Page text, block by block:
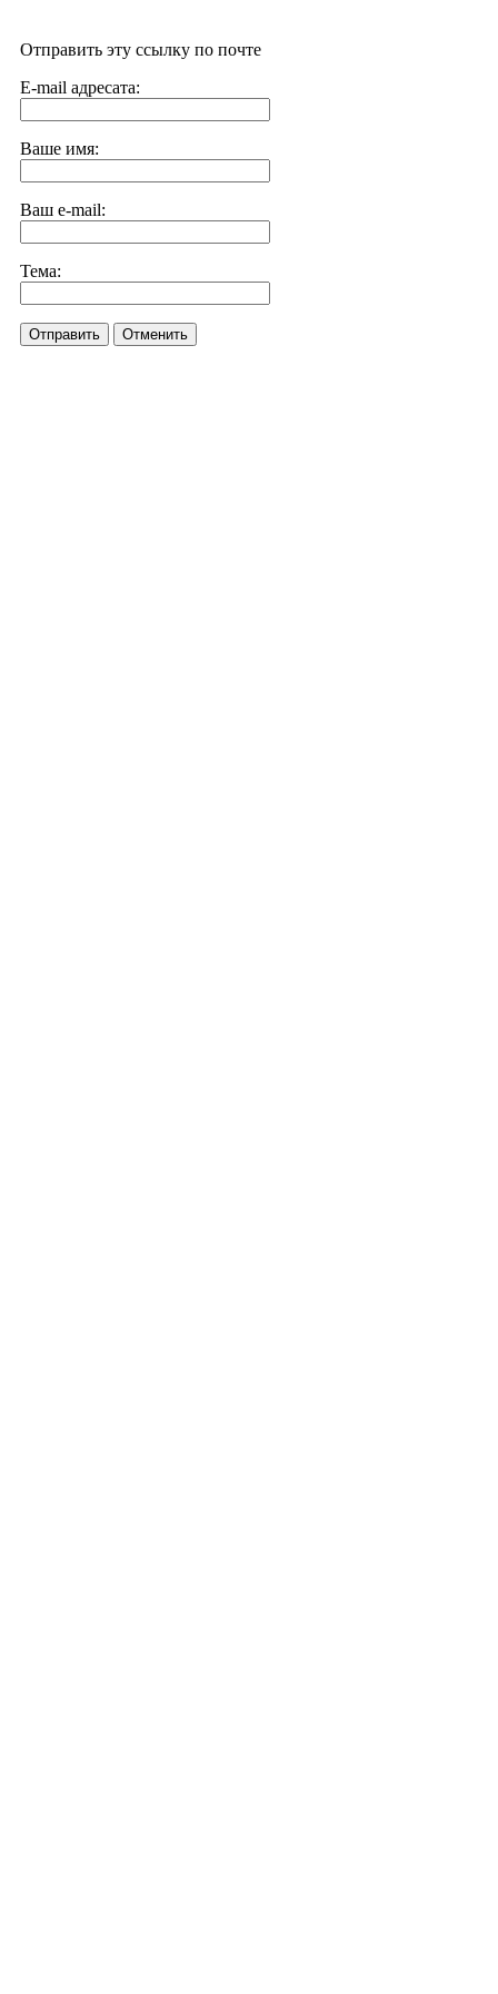
Отправить эту ссылку по почте
E-mail адресата:
Ваше имя:
Ваш e-mail:
Тема:
Отправить Отменить